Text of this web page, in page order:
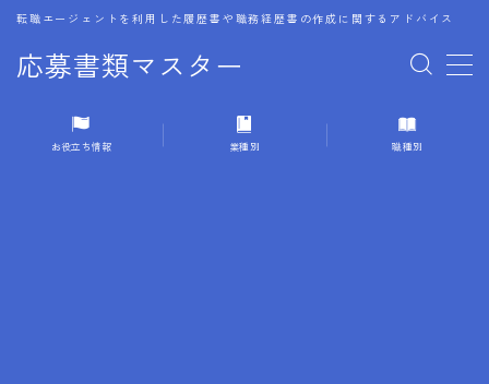
応募書類マスター
転職エージェントを利用した履歴書や職務経歴書の作成に関するアドバイス
MENU
1.履歴書のゴールデンルール
お役立ち情報 業種別 職種別